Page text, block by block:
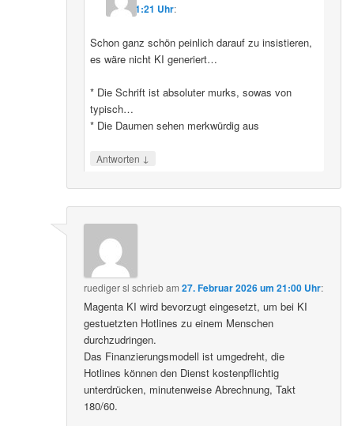
11:21 Uhr:
Schon ganz schön peinlich darauf zu insistieren,
es wäre nicht KI generiert…
* Die Schrift ist absoluter murks, sowas von
typisch…
* Die Daumen sehen merkwürdig aus
Antworten ↓
ruediger sl schriebam27. Februar 2026 um 21:00 Uhr:
Magenta KI wird bevorzugt eingesetzt, um bei KI
gestuetzten Hotlines zu einem Menschen
durchzudringen.
Das Finanzierungsmodell ist umgedreht, die
Hotlines können den Dienst kostenpflichtig
unterdrücken, minutenweise Abrechnung, Takt
180/60.